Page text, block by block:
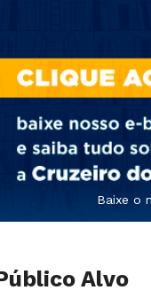
Baixe o
Alvo